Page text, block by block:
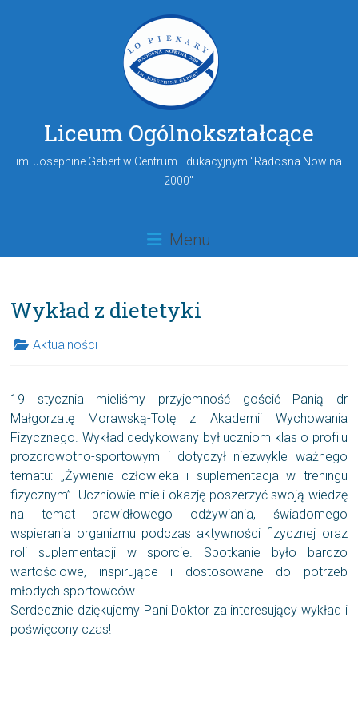
Liceum Ogólnokształcące
im. Josephine Gebert w Centrum Edukacyjnym "Radosna Nowina
2000"
Menu
Wykład z dietetyki
Aktualności
19 stycznia mieliśmy przyjemność gościć Panią dr
Małgorzatę Morawską-Totę z Akademii Wychowania
Fizycznego. Wykład dedykowany był uczniom klas o profilu
prozdrowotno-sportowym i dotyczył niezwykle ważnego
tematu: „Żywienie człowieka i suplementacja w treningu
fizycznym”. Uczniowie mieli okazję poszerzyć swoją wiedzę
na temat prawidłowego odżywiania, świadomego
wspierania organizmu podczas aktywności fizycznej oraz
roli suplementacji w sporcie. Spotkanie było bardzo
wartościowe, inspirujące i dostosowane do potrzeb
młodych sportowców.
Serdecznie dziękujemy Pani Doktor za interesujący wykład i
poświęcony czas!